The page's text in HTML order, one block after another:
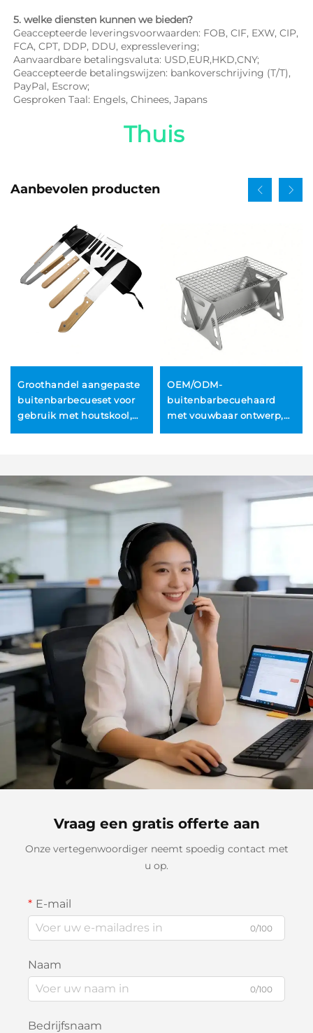
5. welke diensten kunnen we bieden?
Geaccepteerde leveringsvoorwaarden: FOB, CIF, EXW, CIP,
FCA, CPT, DDP, DDU, expresslevering;
Aanvaardbare betalingsvaluta: USD,EUR,HKD,CNY;
Geaccepteerde betalingswijzen: bankoverschrijving (T/T),
PayPal, Escrow;
Gesproken Taal: Engels, Chinees, Japans
Thuis
Aanbevolen producten
Groothandel aangepaste
buitenbarbecueset voor
gebruik met houtskool,
houten handvat, spatel
en vork
OEM/ODM-
buitenbarbecuehaard
met vouwbaar ontwerp,
constructie, handzame
houtgestookte mini-grill
Vraag een gratis offerte aan
Onze vertegenwoordiger neemt spoedig contact met
u op.
E-mail
0/100
Naam
0/100
Bedrijfsnaam